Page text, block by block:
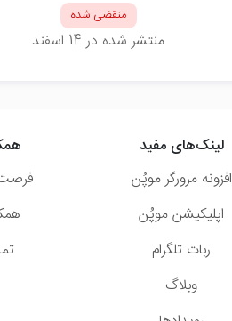
منقضی شده
منتشر شده در 14 اسفند
لینک‌های مفید
افزونه مرورگر موپُن
اپلیکیشن موپُن
ربات تلگرام
وبلاگ